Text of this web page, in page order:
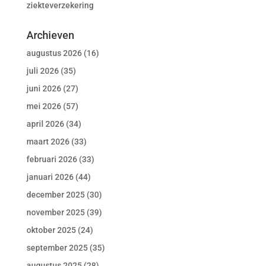
ziekteverzekering
Archieven
augustus 2026(16)
juli 2026(35)
juni 2026(27)
mei 2026(57)
april 2026(34)
maart 2026(33)
februari 2026(33)
januari 2026(44)
december 2025(30)
november 2025(39)
oktober 2025(24)
september 2025(35)